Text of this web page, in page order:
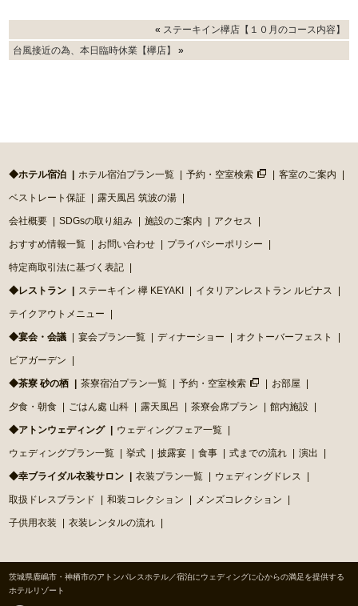
« ステーキイン欅店【１０月のコース内容】
台風接近の為、本日臨時休業【欅店】
»
◆ホテル宿泊 ホテル宿泊プラン一覧 予約・空室検索 客室のご案内
ベストレート保証 露天風呂 筑波の湯
会社概要 SDGsの取り組み 施設のご案内 アクセス
おすすめ情報一覧 お問い合わせ プライバシーポリシー
特定商取引法に基づく表記
◆レストラン ステーキイン 欅 KEYAKI イタリアンレストラン ルピナス
テイクアウトメニュー
◆宴会・会議 宴会プラン一覧 ディナーショー オクトーバーフェスト
ビアガーデン
◆茶寮 砂の栖 茶寮宿泊プラン一覧 予約・空室検索 お部屋
夕食・朝食 ごはん處 山科 露天風呂 茶寮会席プラン 館内施設
◆アトンウェディング ウェディングフェア一覧
ウェディングプラン一覧 挙式 披露宴 食事 式までの流れ 演出
◆幸ブライダル衣装サロン 衣装プラン一覧 ウェディングドレス
取扱ドレスブランド 和装コレクション メンズコレクション
子供用衣装 衣装レンタルの流れ
茨城県鹿嶋市・神栖市のアトンパレスホテル／宿泊にウェディングに心からの満足を提供する
ホテルリゾート